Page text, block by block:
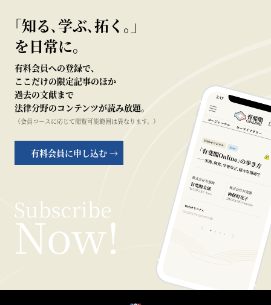
｢知る､学ぶ､拓く｡｣
を日常に。
有料会員への登録で、
ここだけの限定記事のほか
過去の文献まで
法律分野のコンテンツが読み放題。
（会員コースに応じて閲覧可能範囲は異なります。）
有料会員に申し込む →